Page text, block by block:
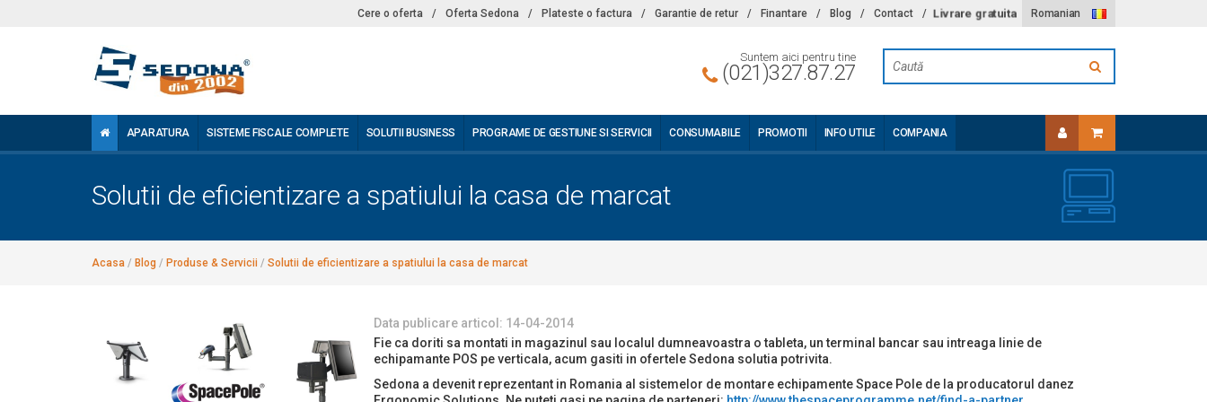
Romanian
Cere o oferta / Oferta Sedona / Plateste o factura / Garantie de retur / Finantare / Blog / Contact / Livrare gratuita
Suntem aici pentru tine
(021)327.87.27
APARATURA SISTEME FISCALE COMPLETE SOLUTII BUSINESS PROGRAME DE GESTIUNE SI SERVICII CONSUMABILE PROMOTII INFO UTILE COMPANIA
Solutii de eficientizare a spatiului la casa de marcat
Acasa / Blog / Produse & Servicii / Solutii de eficientizare a spatiului la casa de marcat
Data publicare articol: 14-04-2014
Fie ca doriti sa montati in magazinul sau localul dumneavoastra o tableta, un terminal bancar sau intreaga linie de
echipamante POS pe verticala, acum gasiti in ofertele Sedona solutia potrivita.
Sedona a devenit reprezentant in Romania al sistemelor de montare echipamente Space Pole de la producatorul danez